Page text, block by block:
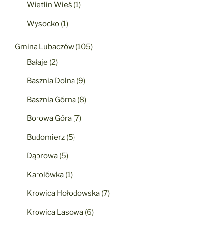
Wietlin Wieś (1)
Wysocko (1)
Gmina Lubaczów (105)
Bałaje (2)
Basznia Dolna (9)
Basznia Górna (8)
Borowa Góra (7)
Budomierz (5)
Dąbrowa (5)
Karolówka (1)
Krowica Hołodowska (7)
Krowica Lasowa (6)